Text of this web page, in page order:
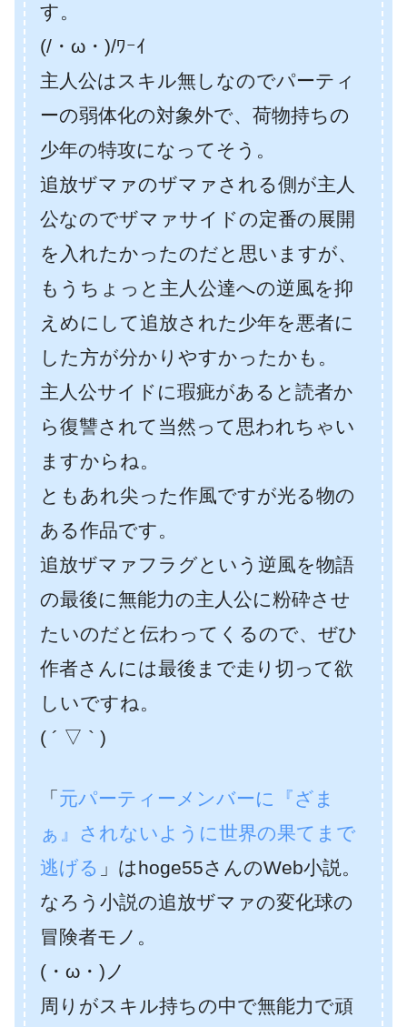
す。
(/・ω・)/ﾜｰｲ
主人公はスキル無しなのでパーティ
ーの弱体化の対象外で、荷物持ちの
少年の特攻になってそう。
追放ザマァのザマァされる側が主人
公なのでザマァサイドの定番の展開
を入れたかったのだと思いますが、
もうちょっと主人公達への逆風を抑
えめにして追放された少年を悪者に
した方が分かりやすかったかも。
主人公サイドに瑕疵があると読者か
ら復讐されて当然って思われちゃい
ますからね。
ともあれ尖った作風ですが光る物の
ある作品です。
追放ザマァフラグという逆風を物語
の最後に無能力の主人公に粉砕させ
たいのだと伝わってくるので、ぜひ
作者さんには最後まで走り切って欲
しいですね。
( ´ ▽ ` )
「 元パーティーメンバーに『ざま
ぁ』されないように世界の果てまで
逃げる 」はhoge55さんのWeb小説。
なろう小説の追放ザマァの変化球の
冒険者モノ。
(・ω・)ノ
周りがスキル持ちの中で無能力で頑